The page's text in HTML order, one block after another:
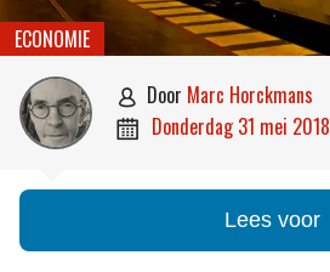
ECONOMIE
 door Marc Horckmans
 donderdag 31 mei 2018
Lees voor